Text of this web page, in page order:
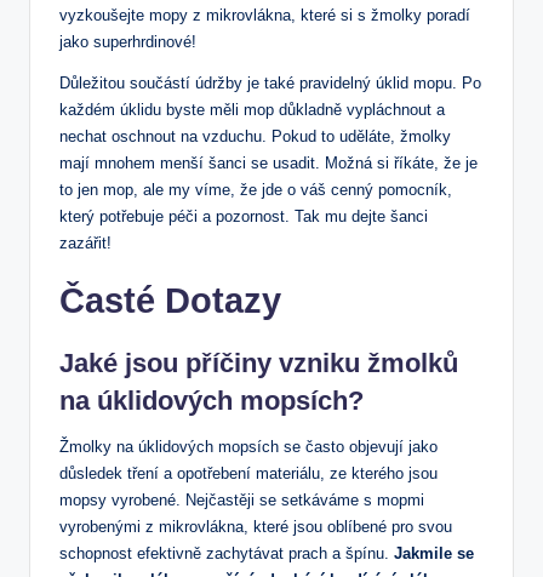
vyzkoušejte⁢ mopy z mikrovlákna, které si s‌ žmolky poradí
jako superhrdinové!
Důležitou součástí‌ údržby je také pravidelný úklid mopu. Po
každém úklidu byste měli mop důkladně ‍vypláchnout a
nechat oschnout na ⁢vzduchu. Pokud to uděláte, žmolky
‌mají mnohem menší šanci se usadit. Možná si říkáte, že je⁣
to jen mop, ‍ale my víme, že jde o váš⁣ cenný⁣ pomocník,
který potřebuje⁣ péči a pozornost. Tak ⁢mu dejte šanci
zazářit!
Časté Dotazy
Jaké jsou⁢ příčiny vzniku žmolků
na úklidových mopsích?
Žmolky na ⁤úklidových mopsích se často objevují jako
důsledek tření a opotřebení materiálu, ze kterého jsou
mopsy vyrobené. Nejčastěji se setkáváme s mopmi‍
vyrobenými z mikrovlákna, které jsou oblíbené pro svou
schopnost efektivně ​zachytávat prach a špínu. Jakmile se